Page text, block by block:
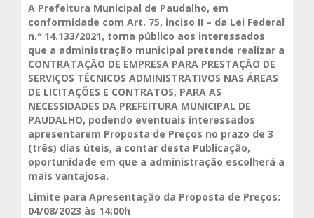
A Prefeitura Municipal de Paudalho, em
conformidade com Art. 75, inciso II – da Lei Federal
n.º 14.133/2021, torna público aos interessados
que a administração municipal pretende realizar a
CONTRATAÇÃO DE EMPRESA PARA PRESTAÇÃO DE
SERVIÇOS TÉCNICOS ADMINISTRATIVOS NAS ÁREAS
DE LICITAÇÕES E CONTRATOS, PARA AS
NECESSIDADES DA PREFEITURA MUNICIPAL DE
PAUDALHO, podendo eventuais interessados
apresentarem Proposta de Preços no prazo de 3
(três) dias úteis, a contar desta Publicação,
oportunidade em que a administração escolherá a
mais vantajosa.
Limite para Apresentação da Proposta de Preços:
04/08/2023 às 14:00h